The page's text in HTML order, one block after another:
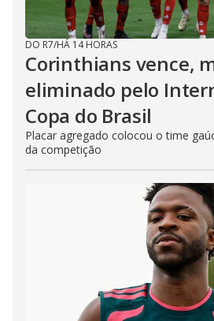
DO R7/HÁ 14 HORAS
Corinthians vence,
eliminado pelo
Copa do Brasil
Placar agregado colocou o time
da competição